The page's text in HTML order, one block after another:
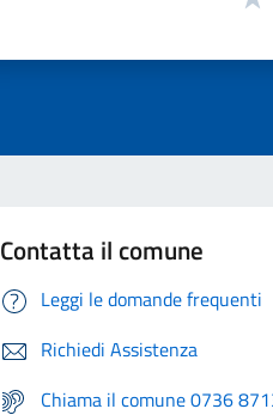
Contatta il comune
Leggi le domande frequenti
Richiedi Assistenza
Chiama il comune 0736